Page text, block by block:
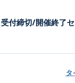
受付締切/開催終了
タ